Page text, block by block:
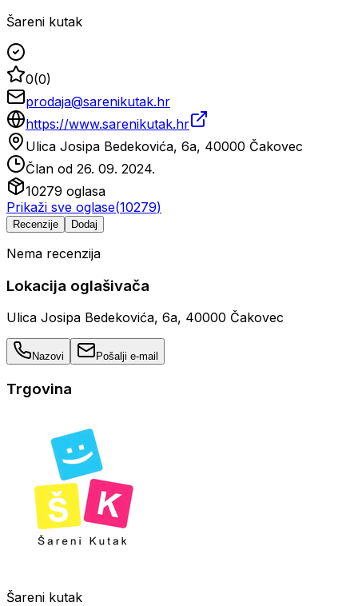
Šareni kutak
0(0)
prodaja@sarenikutak.hr
https://www.sarenikutak.hr
Ulica Josipa Bedekovića, 6a, 40000 Čakovec
Član od 26. 09. 2024.
10279 oglasa
Prikaži sve oglase(10279)
Recenzije Dodaj
Nema recenzija
Lokacija oglašivača
Ulica Josipa Bedekovića, 6a, 40000 Čakovec
Nazovi Pošalji e-mail
Trgovina
Šareni kutak